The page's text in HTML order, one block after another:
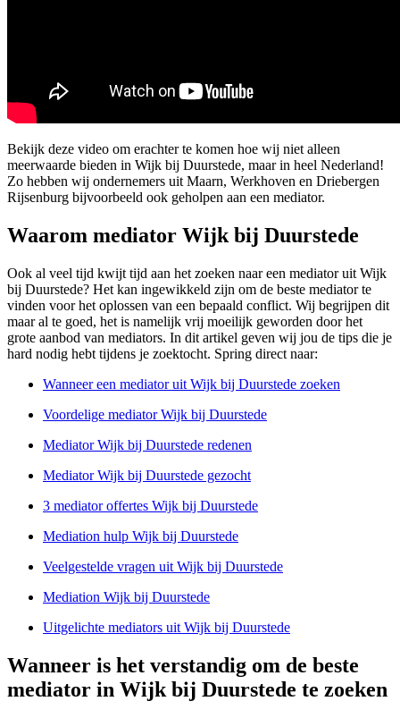
Bekijk deze video om erachter te komen hoe wij niet alleen
meerwaarde bieden in Wijk bij Duurstede, maar in heel Nederland!
Zo hebben wij ondernemers uit Maarn, Werkhoven en Driebergen
Rijsenburg bijvoorbeeld ook geholpen aan een mediator.
Waarom mediator Wijk bij Duurstede
Ook al veel tijd kwijt tijd aan het zoeken naar een mediator uit Wijk
bij Duurstede? Het kan ingewikkeld zijn om de beste mediator te
vinden voor het oplossen van een bepaald conflict. Wij begrijpen dit
maar al te goed, het is namelijk vrij moeilijk geworden door het
grote aanbod van mediators. In dit artikel geven wij jou de tips die je
hard nodig hebt tijdens je zoektocht. Spring direct naar:
Wanneer een mediator uit Wijk bij Duurstede zoeken
Voordelige mediator Wijk bij Duurstede
Mediator Wijk bij Duurstede redenen
Mediator Wijk bij Duurstede gezocht
3 mediator offertes Wijk bij Duurstede
Mediation hulp Wijk bij Duurstede
Veelgestelde vragen uit Wijk bij Duurstede
Mediation Wijk bij Duurstede
Uitgelichte mediators uit Wijk bij Duurstede
Wanneer is het verstandig om de beste
mediator in Wijk bij Duurstede te zoeken